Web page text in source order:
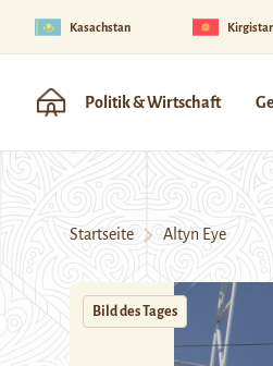
Kasachstan
Politik & Wirtschaft
Startseite Altyn Eye
Bild des Tages